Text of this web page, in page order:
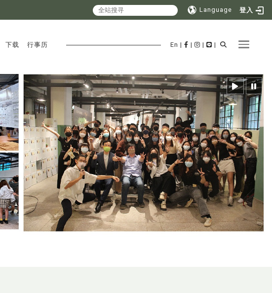
Language 登入
Toggle
下载 行事历 En | | | |